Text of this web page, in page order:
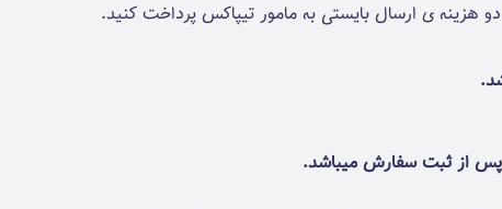
هزینه ی ارسال بایستی به مامور تیپاکس پرداخت کنید.